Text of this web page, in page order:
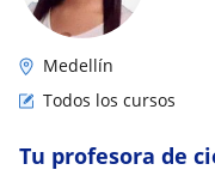
Medellín
Todos los cursos
Tu profesora de